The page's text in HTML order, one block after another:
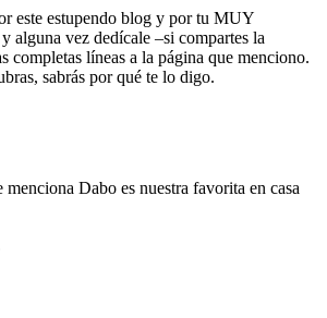
este estupendo blog y por tu MUY
alguna vez dedícale –si compartes la
completas líneas a la página que menciono.
sabrás por qué te lo digo.
menciona Dabo es nuestra favorita en casa